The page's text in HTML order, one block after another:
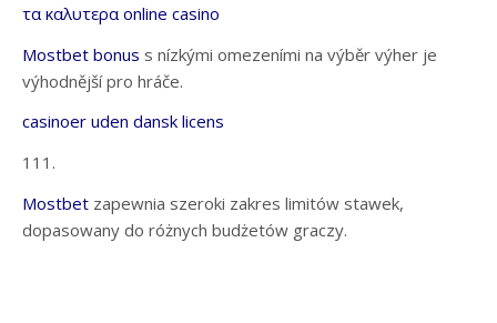
τα καλυτερα online casino
Mostbet bonus s nízkými omezeními na výběr výher je
výhodnější pro hráče.
casinoer uden dansk licens
111.
Mostbet zapewnia szeroki zakres limitów stawek,
dopasowany do różnych budżetów graczy.